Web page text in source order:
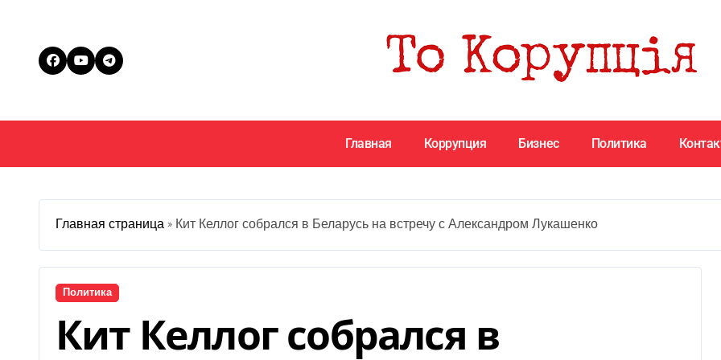
Главная Коррупция Бизнес Политика
Главная страница » Кит Келлог собрался в Беларусь на встречу с Александром Лукашенко
Политика
Кит Келлог собрался в